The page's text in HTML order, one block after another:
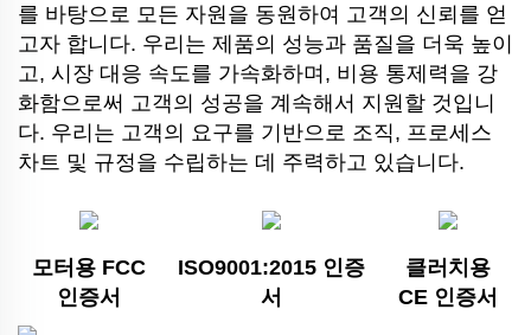
를 바탕으로 모든 자원을 동원하여 고객의 신뢰를 얻
고자 합니다. 우리는 제품의 성능과 품질을 더욱 높이
고, 시장 대응 속도를 가속화하며, 비용 통제력을 강
화함으로써 고객의 성공을 계속해서 지원할 것입니
다. 우리는 고객의 요구를 기반으로 조직, 프로세스
차트 및 규정을 수립하는 데 주력하고 있습니다.
모터용 FCC
인증서
ISO9001:2015 인증
서
클러치용
CE 인증서